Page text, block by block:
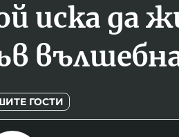
иска да
ГОСТИ